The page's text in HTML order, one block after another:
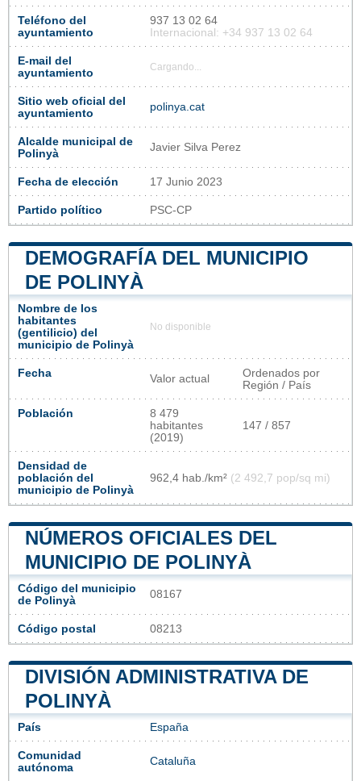
Teléfono del
ayuntamiento
937 13 02 64
Internacional: +34 937 13 02 64
E-mail del
ayuntamiento
Cargando...
Sitio web oficial del
ayuntamiento
polinya.cat
Alcalde municipal de
Polinyà
Javier Silva Perez
Fecha de elección 17 Junio 2023
Partido político PSC-CP
DEMOGRAFÍA DEL MUNICIPIO
DE POLINYÀ
Nombre de los
habitantes
(gentilicio) del
municipio de Polinyà
No disponible
Fecha Valor actual
Ordenados por
Región / País
Población
8 479
habitantes
(2019)
147 / 857
Densidad de
población del
municipio de Polinyà
962,4 hab./km² (2 492,7 pop/sq mi)
NÚMEROS OFICIALES DEL
MUNICIPIO DE POLINYÀ
Código del municipio
de Polinyà
08167
Código postal 08213
DIVISIÓN ADMINISTRATIVA DE
POLINYÀ
País España
Comunidad
autónoma
Cataluña